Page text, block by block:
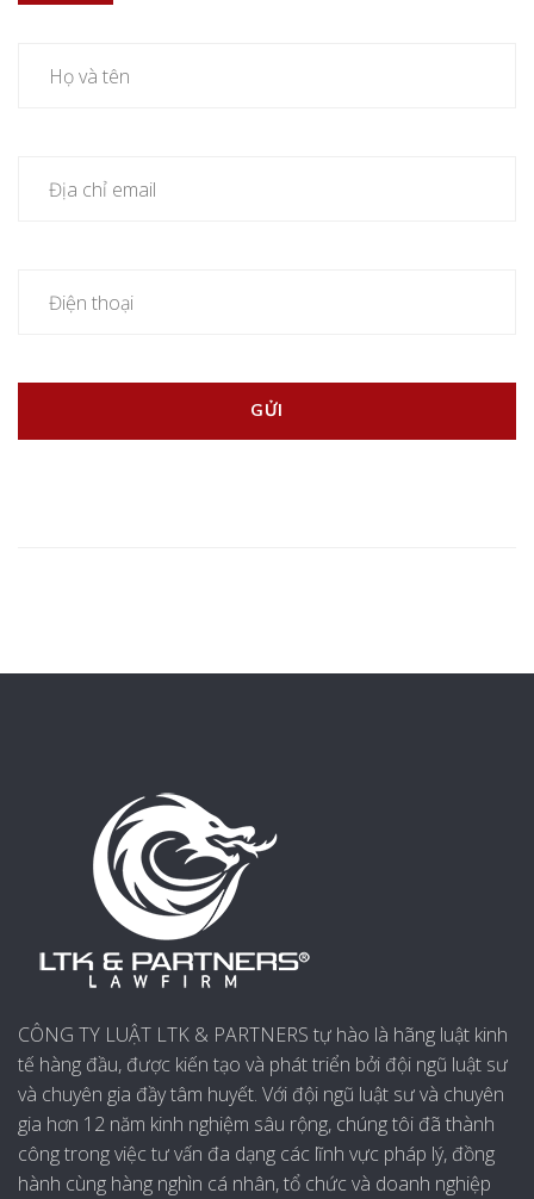
CÔNG TY LUẬT LTK & PARTNERS tự hào là hãng luật kinh
tế hàng đầu, được kiến tạo và phát triển bởi đội ngũ luật sư
và chuyên gia đầy tâm huyết. Với đội ngũ luật sư và chuyên
gia hơn 12 năm kinh nghiệm sâu rộng, chúng tôi đã thành
công trong việc tư vấn đa dạng các lĩnh vực pháp lý, đồng
hành cùng hàng nghìn cá nhân, tổ chức và doanh nghiệp